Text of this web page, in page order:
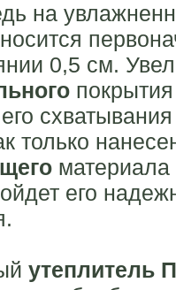
на
0,5 см.
только
материала
его
утеплитель